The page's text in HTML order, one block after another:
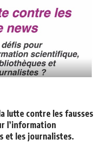
lutte contre les fausses
l’information
et les journalistes.